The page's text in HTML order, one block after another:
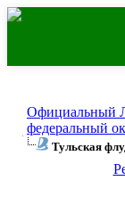
Официальный
федеральный
Тульская